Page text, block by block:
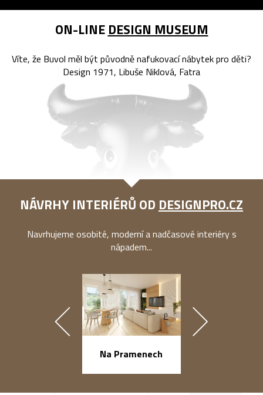
ON-LINE DESIGN MUSEUM
Víte, že Buvol měl být původně nafukovací nábytek pro děti?
Design 1971, Libuše Niklová, Fatra
NÁVRHY INTERIÉRŮ OD DESIGNPRO.CZ
Navrhujeme osobité, moderní a nadčasové interiéry s
nápadem...
Na Pramenech